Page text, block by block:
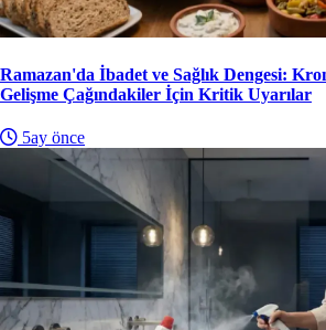
Ramazan'da İbadet ve Sağlık Dengesi:
Gelişme Çağındakiler İçin Kritik Uyarılar
5ay önce